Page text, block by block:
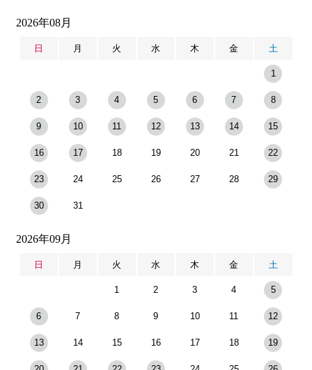
2026年08月
日 月 火 水 木 金 土
1
2 3 4 5 6 7 8
9 10 11 12 13 14 15
16 17 18 19 20 21 22
23 24 25 26 27 28 29
30 31
2026年09月
日 月 火 水 木 金 土
1 2 3 4 5
6 7 8 9 10 11 12
13 14 15 16 17 18 19